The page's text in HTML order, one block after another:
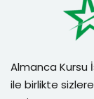
Almanca Kursu
ile birlikte